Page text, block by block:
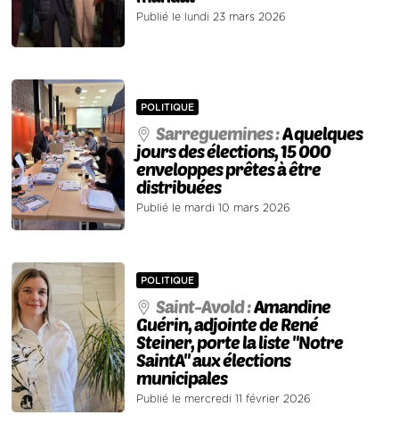
Publié le lundi 23 mars 2026
POLITIQUE
Sarreguemines :A quelques
jours des élections, 15 000
enveloppes prêtes à être
distribuées
Publié le mardi 10 mars 2026
POLITIQUE
Saint-Avold :Amandine
Guérin, adjointe de René
Steiner, porte la liste "Notre
SaintA" aux élections
municipales
Publié le mercredi 11 février 2026